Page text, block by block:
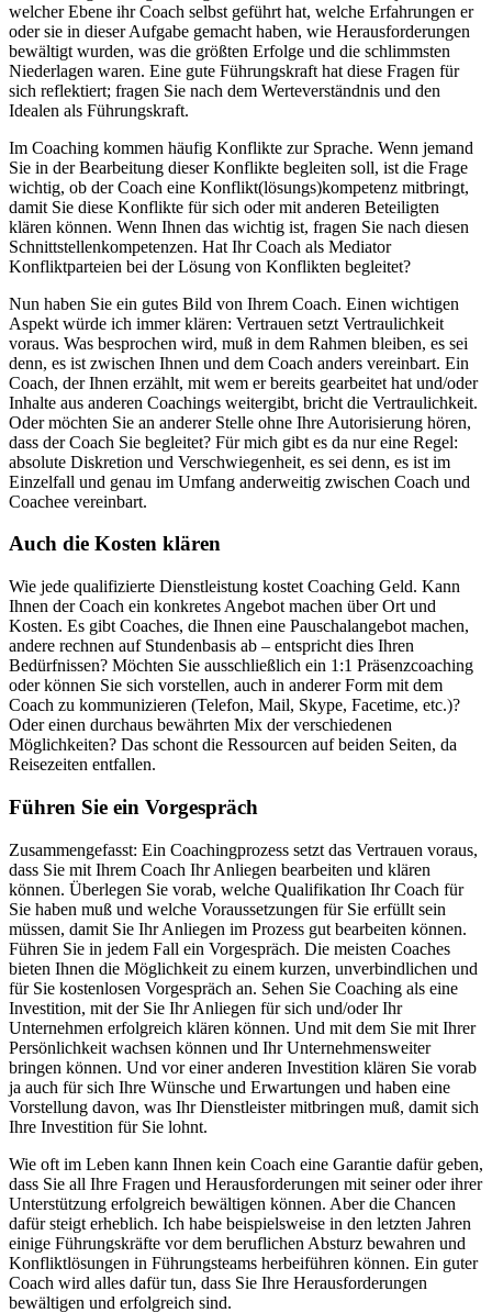
welcher Ebene ihr Coach selbst geführt hat, welche Erfahrungen er
oder sie in dieser Aufgabe gemacht haben, wie Herausforderungen
bewältigt wurden, was die größten Erfolge und die schlimmsten
Niederlagen waren. Eine gute Führungskraft hat diese Fragen für
sich reflektiert; fragen Sie nach dem Werteverständnis und den
Idealen als Führungskraft.
Im Coaching kommen häufig Konflikte zur Sprache. Wenn jemand
Sie in der Bearbeitung dieser Konflikte begleiten soll, ist die Frage
wichtig, ob der Coach eine Konflikt(lösungs)kompetenz mitbringt,
damit Sie diese Konflikte für sich oder mit anderen Beteiligten
klären können. Wenn Ihnen das wichtig ist, fragen Sie nach diesen
Schnittstellenkompetenzen. Hat Ihr Coach als Mediator
Konfliktparteien bei der Lösung von Konflikten begleitet?
Nun haben Sie ein gutes Bild von Ihrem Coach. Einen wichtigen
Aspekt würde ich immer klären: Vertrauen setzt Vertraulichkeit
voraus. Was besprochen wird, muß in dem Rahmen bleiben, es sei
denn, es ist zwischen Ihnen und dem Coach anders vereinbart. Ein
Coach, der Ihnen erzählt, mit wem er bereits gearbeitet hat und/oder
Inhalte aus anderen Coachings weitergibt, bricht die Vertraulichkeit.
Oder möchten Sie an anderer Stelle ohne Ihre Autorisierung hören,
dass der Coach Sie begleitet? Für mich gibt es da nur eine Regel:
absolute Diskretion und Verschwiegenheit, es sei denn, es ist im
Einzelfall und genau im Umfang anderweitig zwischen Coach und
Coachee vereinbart.
Auch die Kosten klären
Wie jede qualifizierte Dienstleistung kostet Coaching Geld. Kann
Ihnen der Coach ein konkretes Angebot machen über Ort und
Kosten. Es gibt Coaches, die Ihnen eine Pauschalangebot machen,
andere rechnen auf Stundenbasis ab – entspricht dies Ihren
Bedürfnissen? Möchten Sie ausschließlich ein 1:1 Präsenzcoaching
oder können Sie sich vorstellen, auch in anderer Form mit dem
Coach zu kommunizieren (Telefon, Mail, Skype, Facetime, etc.)?
Oder einen durchaus bewährten Mix der verschiedenen
Möglichkeiten? Das schont die Ressourcen auf beiden Seiten, da
Reisezeiten entfallen.
Führen Sie ein Vorgespräch
Zusammengefasst: Ein Coachingprozess setzt das Vertrauen voraus,
dass Sie mit Ihrem Coach Ihr Anliegen bearbeiten und klären
können. Überlegen Sie vorab, welche Qualifikation Ihr Coach für
Sie haben muß und welche Voraussetzungen für Sie erfüllt sein
müssen, damit Sie Ihr Anliegen im Prozess gut bearbeiten können.
Führen Sie in jedem Fall ein Vorgespräch. Die meisten Coaches
bieten Ihnen die Möglichkeit zu einem kurzen, unverbindlichen und
für Sie kostenlosen Vorgespräch an. Sehen Sie Coaching als eine
Investition, mit der Sie Ihr Anliegen für sich und/oder Ihr
Unternehmen erfolgreich klären können. Und mit dem Sie mit Ihrer
Persönlichkeit wachsen können und Ihr Unternehmensweiter
bringen können. Und vor einer anderen Investition klären Sie vorab
ja auch für sich Ihre Wünsche und Erwartungen und haben eine
Vorstellung davon, was Ihr Dienstleister mitbringen muß, damit sich
Ihre Investition für Sie lohnt.
Wie oft im Leben kann Ihnen kein Coach eine Garantie dafür geben,
dass Sie all Ihre Fragen und Herausforderungen mit seiner oder ihrer
Unterstützung erfolgreich bewältigen können. Aber die Chancen
dafür steigt erheblich. Ich habe beispielsweise in den letzten Jahren
einige Führungskräfte vor dem beruflichen Absturz bewahren und
Konfliktlösungen in Führungsteams herbeiführen können. Ein guter
Coach wird alles dafür tun, dass Sie Ihre Herausforderungen
bewältigen und erfolgreich sind.